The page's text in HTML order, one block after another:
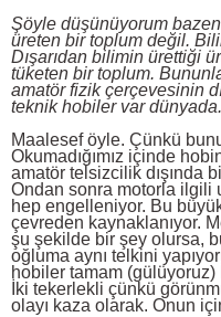
Şöyle düşünüyorum
üreten bir toplum değil.
Dışarıdan bilimin ürettiği
tüketen bir toplum.
amatör fizik çerçevesinin
teknik hobiler var
Maalesef öyle. Çünkü
Okumadığımız içinde
amatör telsizcilik dışında
Ondan sonra motorla ilgili
hep engelleniyor. Bu
çevreden kaynaklanıyor.
şu şekilde bir şey olursa,
oğluma aynı telkini
hobiler tamam (gülüyoruz)
İki tekerlekli çünkü
olayı kaza olarak. Onun